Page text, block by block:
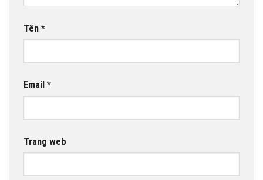
Tên *
Email *
Trang web